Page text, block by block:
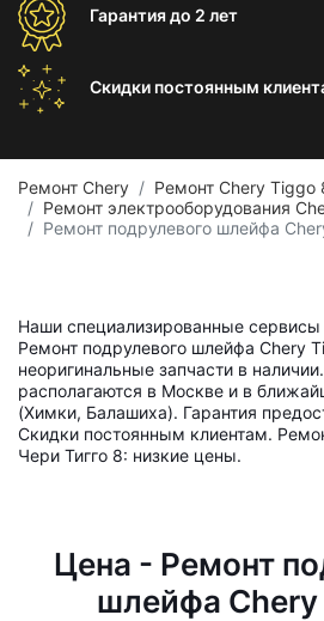
Гарантиядо 2 лет
Скидки постоянным
Ремонт Chery
Ремонт Chery Tiggo
Ремонт электрооборудования
Ремонт подрулевого шлейфа
Наши специализированные сервисы
Ремонт подрулевого шлейфа Chery
неоригинальные запчасти в
располагаются в Москве и в
(Химки, Балашиха). Гарантия
Скидки постоянным клиентам.
Чери Тигго 8: низкие цены.
Цена - Ремонт
шлейфа Chery